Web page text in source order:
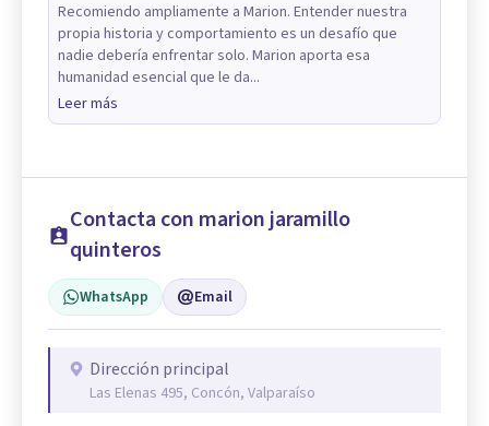
Recomiendo ampliamente a Marion. Entender nuestra
propia historia y comportamiento es un desafío que
nadie debería enfrentar solo. Marion aporta esa
humanidad esencial que le da...
Leer más
Contacta con marion jaramillo
quinteros
WhatsApp Email
Dirección principal
Las Elenas 495, Concón, Valparaíso